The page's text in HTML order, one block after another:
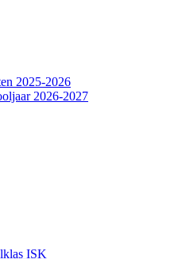
2025-2026
2026-2027
ISK